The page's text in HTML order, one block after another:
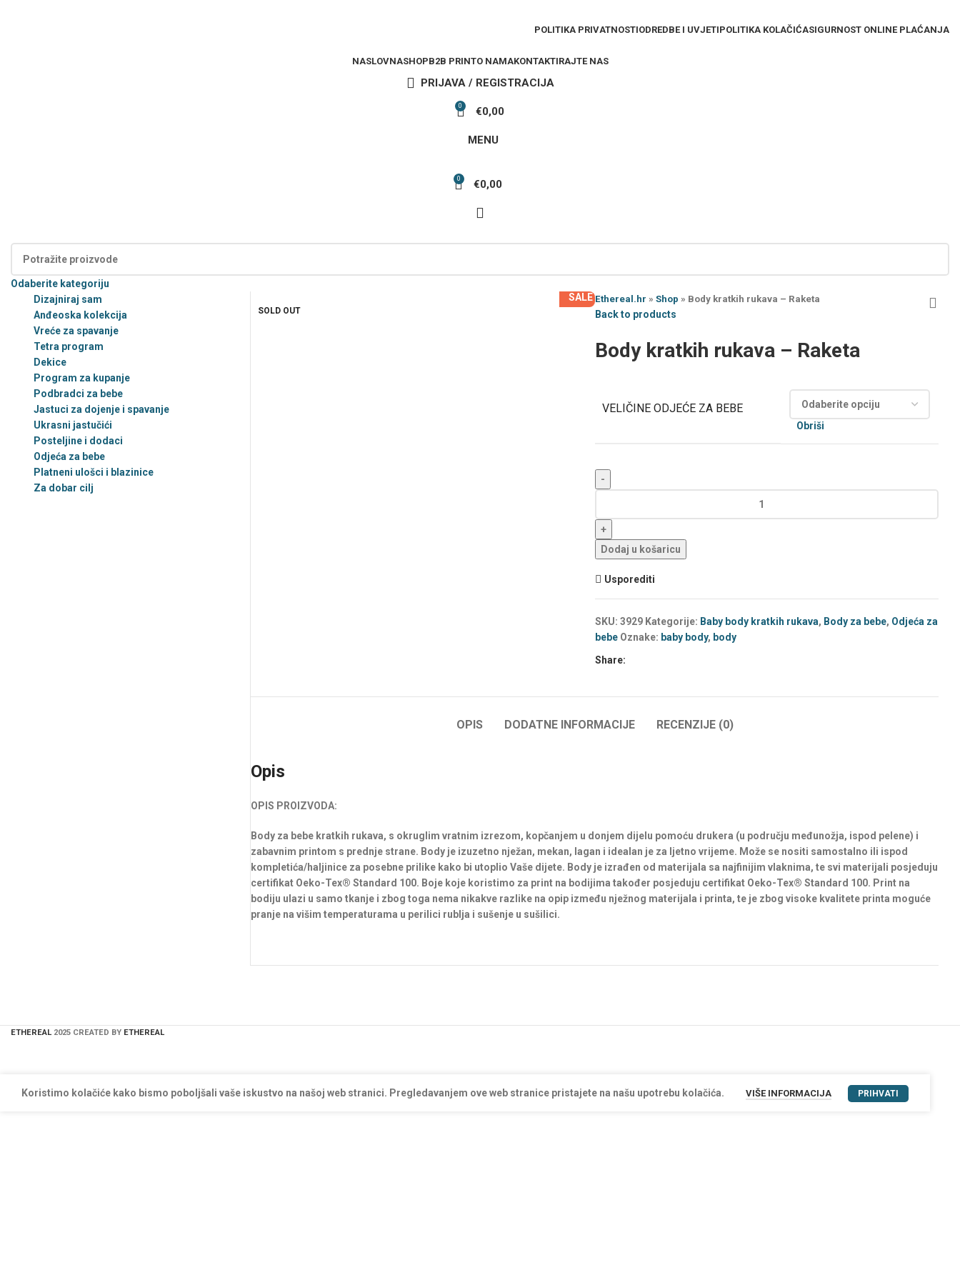
POLITIKA PRIVATNOSTIODREDBE I UVJETIPOLITIKA KOLAČIĆASIGURNOST ONLINE PLAĆANJA
NASLOVNASHOPB2B PRINTO NAMAKONTAKTIRAJTE NAS
PRIJAVA / REGISTRACIJA
0 €0,00
MENU
0 €0,00
Odaberite kategoriju
SOLD OUT
SALE Ethereal.hr » Shop » Body kratkih rukava – Raketa
Back to products
Body kratkih rukava – Raketa
VELIČINE ODJEĆE ZA BEBE
Obriši
Dodaj u košaricu
Usporediti
SKU: 3929 Kategorije: Baby body kratkih rukava, Body za bebe, Odjeća za
bebe Oznake: baby body, body
Share:
OPIS DODATNE INFORMACIJE RECENZIJE (0)
Opis
OPIS PROIZVODA:
Body za bebe kratkih rukava, s okruglim vratnim izrezom, kopčanjem u donjem dijelu pomoću drukera (u području međunožja, ispod pelene) i
zabavnim printom s prednje strane. Body je izuzetno nježan, mekan, lagan i idealan je za ljetno vrijeme. Može se nositi samostalno ili ispod
kompletića/haljinice za posebne prilike kako bi utoplio Vaše dijete. Body je izrađen od materijala sa najfinijim vlaknima, te svi materijali posjeduju
certifikat Oeko-Tex® Standard 100. Boje koje koristimo za print na bodijima također posjeduju certifikat Oeko-Tex® Standard 100. Print na
bodiju ulazi u samo tkanje i zbog toga nema nikakve razlike na opip između nježnog materijala i printa, te je zbog visoke kvalitete printa moguće
pranje na višim temperaturama u perilici rublja i sušenje u sušilici.
Dizajniraj sam
Anđeoska kolekcija
Vreće za spavanje
Tetra program
Dekice
Program za kupanje
Podbradci za bebe
Jastuci za dojenje i spavanje
Ukrasni jastučići
Posteljine i dodaci
Odjeća za bebe
Platneni ulošci i blazinice
Za dobar cilj
ETHEREAL 2025 CREATED BY ETHEREAL
Koristimo kolačiće kako bismo poboljšali vaše iskustvo na našoj web stranici. Pregledavanjem ove web stranice pristajete na našu upotrebu kolačića. VIŠE INFORMACIJA PRIHVATI